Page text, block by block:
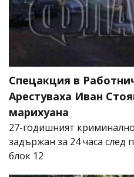
Спецакция в
Арестуваха Иван
марихуана
27-годишният
задържан за 24 часа след
блок 12